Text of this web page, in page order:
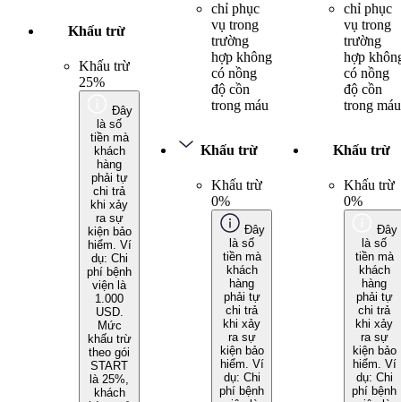
Khấu trừ
Khấu trừ
25%
Đây
là số
tiền mà
khách
hàng
phải tự
chi trả
khi xảy
ra sự
kiện bảo
hiểm. Ví
dụ: Chi
phí bệnh
viện là
1.000
USD.
Mức
khấu trừ
theo gói
START
là 25%,
khách
chỉ phục
vụ trong
trường
hợp không
có nồng
độ cồn
trong máu
Khấu trừ
Khấu trừ
0%
Đây
là số
tiền mà
khách
hàng
phải tự
chi trả
khi xảy
ra sự
kiện bảo
hiểm. Ví
dụ: Chi
phí bệnh
chỉ phục
vụ trong
trường
hợp
có nồng
độ cồn
trong máu
Khấu trừ
Khấu trừ
0%
Đây
là số
tiền mà
khách
hàng
phải tự
chi trả
khi xảy
ra sự
kiện bảo
hiểm. Ví
dụ: Chi
phí bệnh